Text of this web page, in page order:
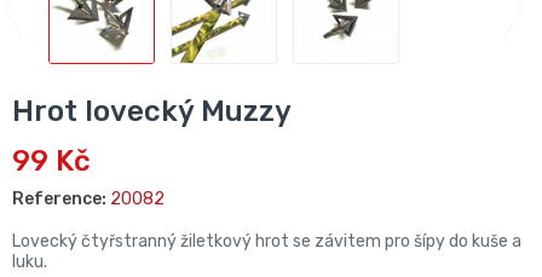
Hrot lovecký Muzzy
99 Kč
Reference: 20082
Lovecký čtyřstranný žiletkový hrot se závitem pro šípy do kuše a
luku.